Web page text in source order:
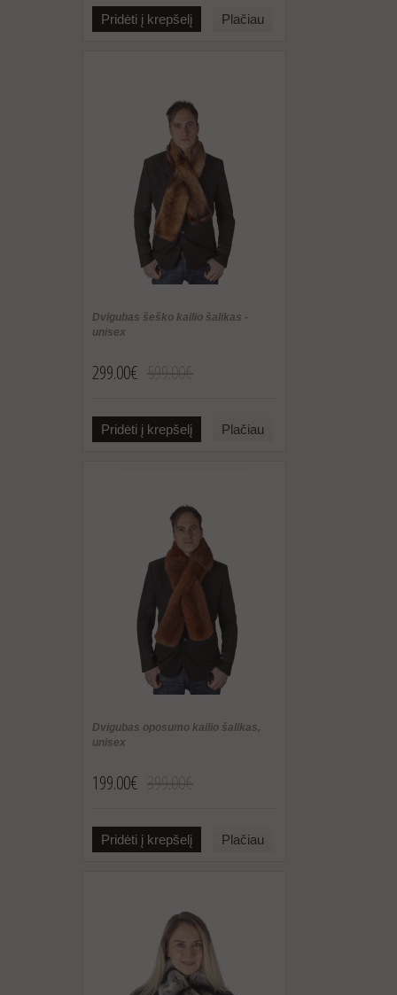
Pridėti į krepšelį Plačiau
Dvigubas šeško kailio šalikas -
unisex
299.00€
Pridėti į krepšelį Plačiau
Dvigubas oposumo kailio šalikas,
unisex
199.00€
Pridėti į krepšelį Plačiau